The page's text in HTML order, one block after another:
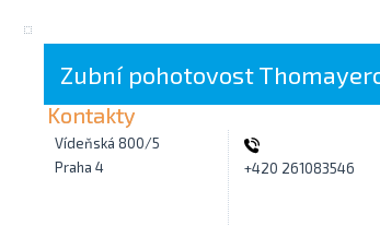
Zubní pohotovost
Kontakty
Vídeňská 800/5
Praha 4
+420 261083546